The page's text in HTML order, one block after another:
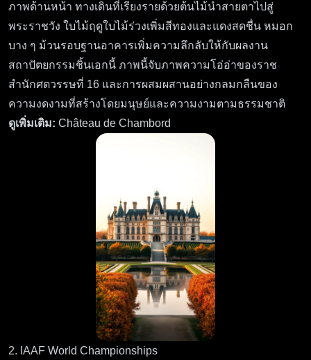
ภาพด้านหน้า ทางเดินที่เรียงรายด้วยต้นไม้นำสายตาไปสู่
พระราชวัง ใบไม้ฤดูใบไม้ร่วงเพิ่มสีทองและแดงสดชื่น หมอก
บาง ๆ ม้วนรอบฐานอาคารเพิ่มความลึกลับให้กับผลงาน
สถาปัตยกรรมชิ้นเอกนี้ ภาพนี้จับภาพความโอ่อ่าของราช
สำนักศตวรรษที่ 16 และการผสมผสานอย่างกลมกลืนของ
ความงดงามที่สร้างโดยมนุษย์และความงามตามธรรมชาติ
ดูเพิ่มเติม: Château de Chambord
2. IAAF World Championships